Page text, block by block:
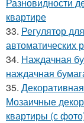
квартире
33. Регулятор
автоматических
34. Наждачная
наждачная
35.
Мозаичные
квартиры (с